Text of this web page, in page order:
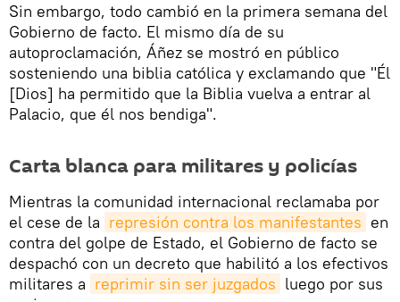
Sin embargo, todo cambió en la primera semana del
Gobierno de facto. El mismo día de su
autoproclamación, Áñez se mostró en público
sosteniendo una biblia católica y exclamando que "Él
[Dios] ha permitido que la Biblia vuelva a entrar al
Palacio, que él nos bendiga".
Carta blanca para militares y policías
Mientras la comunidad internacional reclamaba por
el cese de la represión contra los manifestantes en
contra del golpe de Estado, el Gobierno de facto se
despachó con un decreto que habilitó a los efectivos
militares a reprimir sin ser juzgados luego por sus